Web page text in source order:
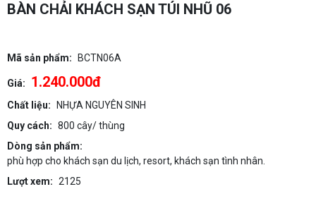
BÀN CHẢI KHÁCH SẠN TÚI NHŨ 06
Mã sản phẩm: BCTN06A
Giá: 1.240.000đ
Chất liệu:
NHỰA NGUYÊN SINH
Quy cách: 800 cây/ thùng
Dòng sản phẩm:
phù hợp cho khách sạn du lịch, resort, khách sạn tình nhân.
Lượt xem: 2125